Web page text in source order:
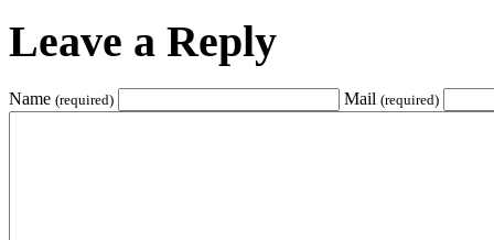
Leave a Reply
Name (required) Mail (required)